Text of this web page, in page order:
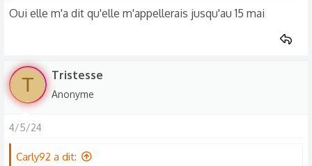
Oui elle m'a dit qu'elle m'appellerais jusqu'au 15 mai
T Tristesse
Anonyme
4/5/24
Carly92 a dit: